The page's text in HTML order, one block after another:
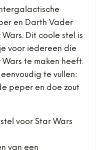
en Darth Vader
Dit coole stel is
voor iedereen die
te maken heeft.
te vullen:
peper en doe zout
voor Star Wars
van een